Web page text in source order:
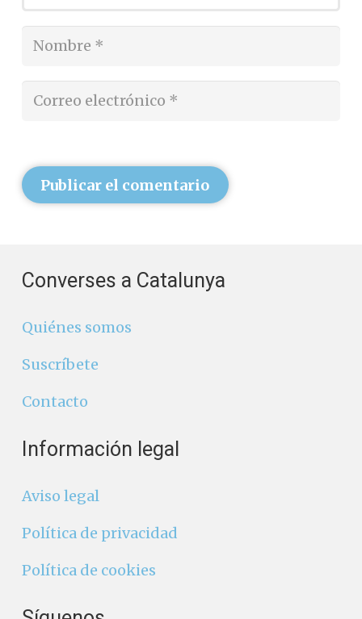
Publicar el comentario
Converses a Catalunya
Quiénes somos
Suscríbete
Contacto
Información legal
Aviso legal
Política de privacidad
Política de cookies